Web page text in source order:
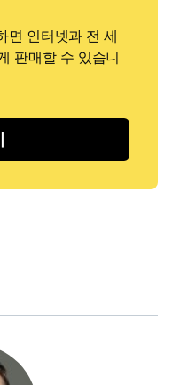
인터넷과 전 세
판매할 수 있습니